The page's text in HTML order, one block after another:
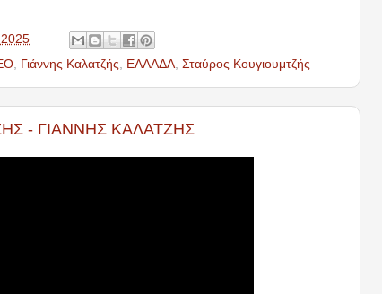
Γιάννης Καλατζής ΕΛΛΑΔΑ Σταύρος Κουγιουμτζής
- ΓΙΑΝΝΗΣ ΚΑΛΑΤΖΗΣ